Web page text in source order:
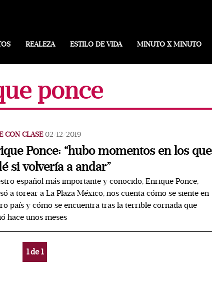
REALEZA ESTILO DE VIDA MINUTO X MINUTO
ponce
CON CLASE 02/12/2019
Ponce: “hubo momentos en los que
si volvería a andar”
español más importante y conocido, Enrique Ponce,
a torear a La Plaza México, nos cuenta cómo se siente en
país y cómo se encuentra tras la terrible cornada que
hace unos meses
1de1